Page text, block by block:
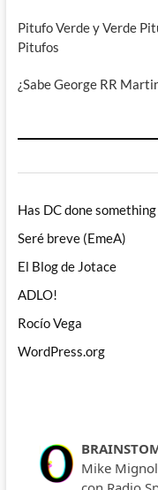
Pitufo Verde y Verde
Pitufos
¿Sabe George RR
Has DC done
Seré breve (EmeA)
El Blog de Jotace
ADLO!
Rocío Vega
WordPress.org